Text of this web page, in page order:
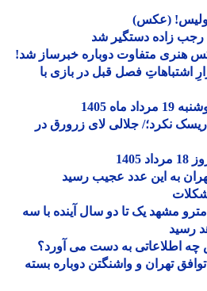
(عکس)
زاده دستگیر شد
متفاوت دوباره خبرساز شد!
فصل قبل در بازی با
نکرد؛/ جلالی لای زرورق در
به این عدد عجیب رسید
یک تا دو سال آینده با سه
اطلاعاتی به دست می آورد؟
توافق تهران و واشنگتن دوباره بسته